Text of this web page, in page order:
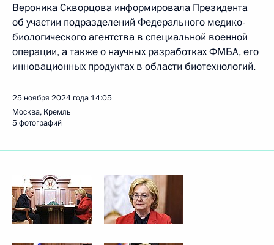
Вероника Скворцова информировала Президента
об участии подразделений Федерального медико-
биологического агентства в специальной военной
операции, а также о научных разработках ФМБА, его
инновационных продуктах в области биотехнологий.
25 ноября 2024 года 14:05
Москва, Кремль
5 фотографий